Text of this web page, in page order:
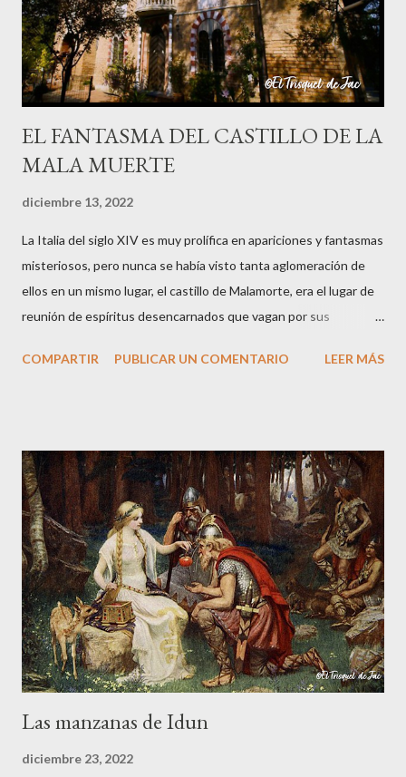
un Viernes Santo, cuando supuestamente nadie debe trabajar ni
hacer nada, y quedó condenada a errar por el mundo, y se oyen ...
EL FANTASMA DEL CASTILLO DE LA
MALA MUERTE
diciembre 13, 2022
La Italia del siglo XIV es muy prolífica en apariciones y fantasmas
misteriosos, pero nunca se había visto tanta aglomeración de
ellos en un mismo lugar, el castillo de Malamorte, era el lugar de
reunión de espíritus desencarnados que vagan por sus
llevaron a la muerte. Arranco la narración de esta historia veraz
la fortaleza. La noche caía sobre la ciudad de y a Vitorio le
tocaron el hombro por detrás. Las armaduras no dejaban ver los
rostros de aquellos personajes tan peculiares. Le pidieron que
les siguiera y Vitorio, intrigado, decidió hacerlo. Una vez dentro
del castillo, los dos guerreros medievales le señalaron un muro
falso donde estaba guardado un fabuloso tesoro. Solo le
pusieron una condición, pero si no la cumplía a rajatabla...
COMPARTIR PUBLICAR UN COMENTARIO LEER MÁS
Las manzanas de Idun
diciembre 23, 2022